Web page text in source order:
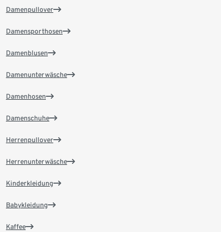
Damenpullover
Damensporthosen
Damenblusen
Damenunterwäsche
Damenhosen
Damenschuhe
Herrenpullover
Herrenunterwäsche
Kinderkleidung
Babykleidung
Kaffee